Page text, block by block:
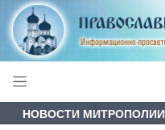
НОВОСТИ МИТРОПОЛИИ